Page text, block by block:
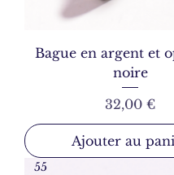
Bague en argent et
noire
Prix
32,00 €
Ajouter au
55